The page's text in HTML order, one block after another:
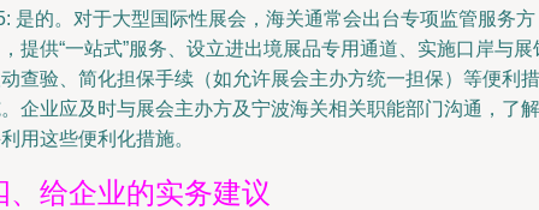
是的。对于大型国际性展会，海关通常会出台专项监管服务方
提供“一站式”服务、设立进出境展品专用通道、实施口岸与展
查验、简化担保手续（如允许展会主办方统一担保）等便利措
企业应及时与展会主办方及宁波海关相关职能部门沟通，了解
用这些便利化措施。
、给企业的实务建议